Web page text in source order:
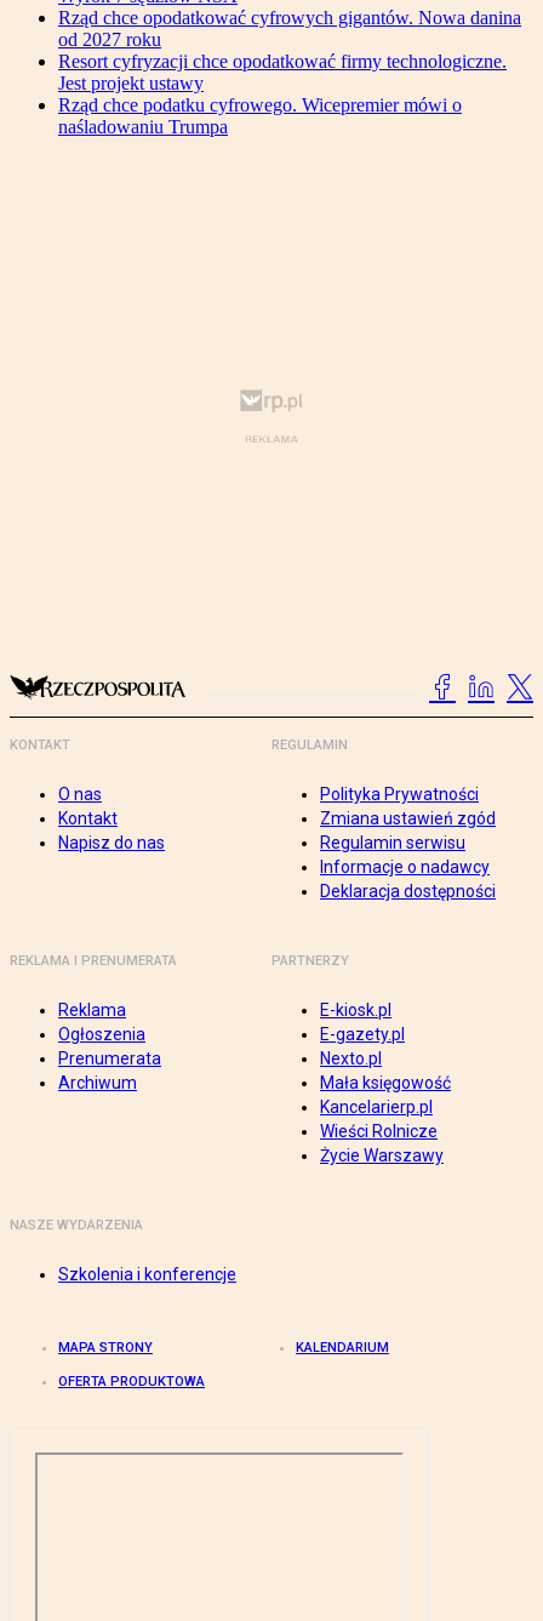
Rząd chce opodatkować cyfrowych gigantów. Nowa danina
od 2027 roku
Resort cyfryzacji chce opodatkować firmy technologiczne.
Jest projekt ustawy
Rząd chce podatku cyfrowego. Wicepremier mówi o
naśladowaniu Trumpa
KONTAKT
O nas
Kontakt
Napisz do nas
REGULAMIN
Polityka Prywatności
Zmiana ustawień zgód
Regulamin serwisu
Informacje o nadawcy
Deklaracja dostępności
REKLAMA I PRENUMERATA
Reklama
Ogłoszenia
Prenumerata
Archiwum
PARTNERZY
E-kiosk.pl
E-gazety.pl
Nexto.pl
Mała księgowość
Kancelarierp.pl
Wieści Rolnicze
Życie Warszawy
NASZE WYDARZENIA
Szkolenia i konferencje
MAPA STRONY KALENDARIUM
OFERTA PRODUKTOWA